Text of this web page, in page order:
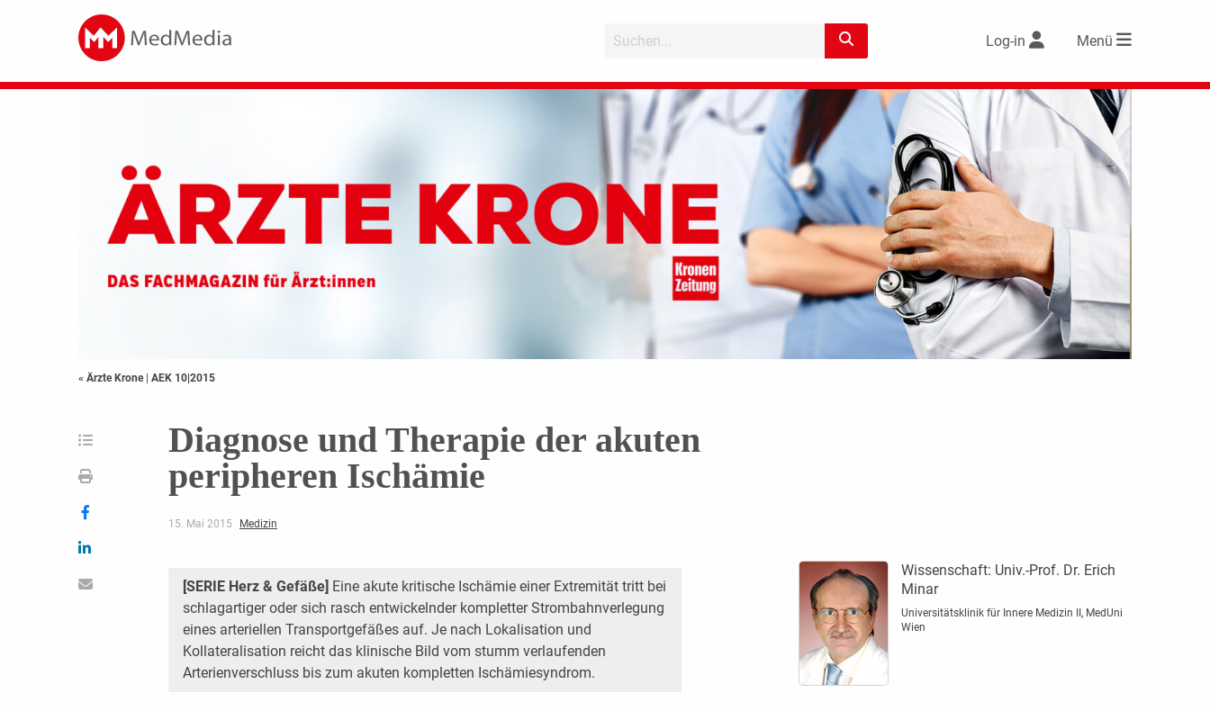
Log-in Menü
« Ärzte Krone | AEK 10|2015
Diagnose und Therapie der akuten
peripheren Ischämie
15. Mai 2015 Medizin
[SERIE Herz & Gefäße] Eine akute kritische Ischämie einer Extremität tritt bei
schlagartiger oder sich rasch entwickelnder kompletter Strombahnverlegung
eines arteriellen Transportgefäßes auf. Je nach Lokalisation und
Kollateralisation reicht das klinische Bild vom stumm verlaufenden
Arterienverschluss bis zum akuten kompletten Ischämiesyndrom.
Wissenschaft: Univ.-Prof. Dr. Erich
Minar
Universitätsklinik für Innere Medizin II, MedUni
Wien